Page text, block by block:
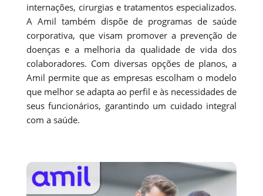
internações, cirurgias e tratamentos especializados.
A Amil também dispõe de programas de saúde
corporativa, que visam promover a prevenção de
doenças e a melhoria da qualidade de vida dos
colaboradores. Com diversas opções de planos, a
Amil permite que as empresas escolham o modelo
que melhor se adapta ao perfil e às necessidades de
seus funcionários, garantindo um cuidado integral
com a saúde.